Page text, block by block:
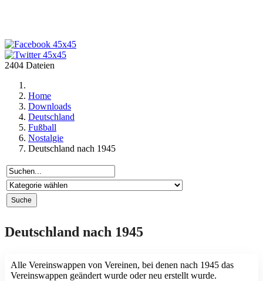
2404 Dateien
Home
Downloads
Deutschland
Fußball
Nostalgie
Deutschland nach 1945
Deutschland nach 1945
Alle Vereinswappen von Vereinen, bei denen nach 1945 das
Vereinswappen geändert wurde oder neu erstellt wurde.